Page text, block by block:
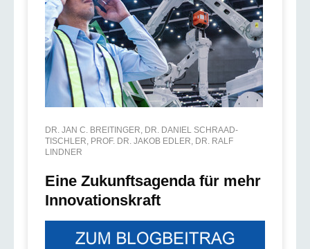
DR. JAN C. BREITINGER, DR. DANIEL SCHRAAD-
TISCHLER, PROF. DR. JAKOB EDLER, DR. RALF
LINDNER
Eine Zukunftsagenda für mehr
Innovationskraft